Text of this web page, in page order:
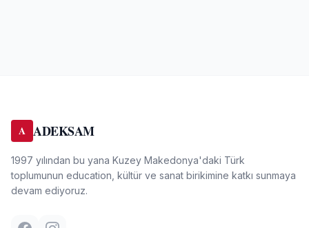
A ADEKSAM
1997 yılından bu yana Kuzey Makedonya'daki Türk
toplumunun education, kültür ve sanat birikimine katkı sunmaya
devam ediyoruz.